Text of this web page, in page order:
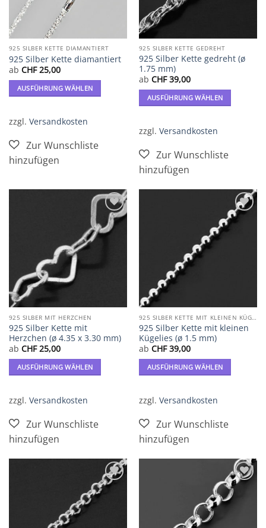
werden werden
925 SILBER KETTE DIAMANTIERT
925 Silber Kette diamantiert
ab CHF25,00
AUSFÜHRUNG WÄHLEN
weist
mehrere
Varianten
auf.
Optionen
werden
zzgl. Versandkosten
925 SILBER KETTE GEDREHT
925 Silber Kette gedreht (ø
1.75 mm)
ab CHF39,00
AUSFÜHRUNG WÄHLEN
weist
mehrere
Varianten
auf.
Die
werden
zzgl. Versandkosten
Zur
Wunschliste
hinzufügen
925 SILBER MIT HERZCHEN
925 Silber Kette mit
Herzchen (ø 4.35 x 3.30 mm)
ab CHF25,00
AUSFÜHRUNG WÄHLEN
weist
mehrere
Varianten
auf.
Die
Produktseite
zzgl. Versandkosten
Zur
Wunschliste
hinzufügen
925 SILBER KETTE MIT KLEINEN KÜGELIES
925 Silber Kette mit kleinen
Kügelies (ø 1.5 mm)
ab CHF39,00
AUSFÜHRUNG WÄHLEN
weist
mehrere
Varianten
auf.
Die
Produktseite
zzgl. Versandkosten
Zur
Wunschliste
hinzufügen
Zur
Wunschliste
hinzufügen